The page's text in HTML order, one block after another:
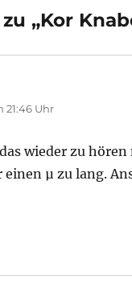
„Kor
21:46 Uhr
wieder zu
µ zu lang.